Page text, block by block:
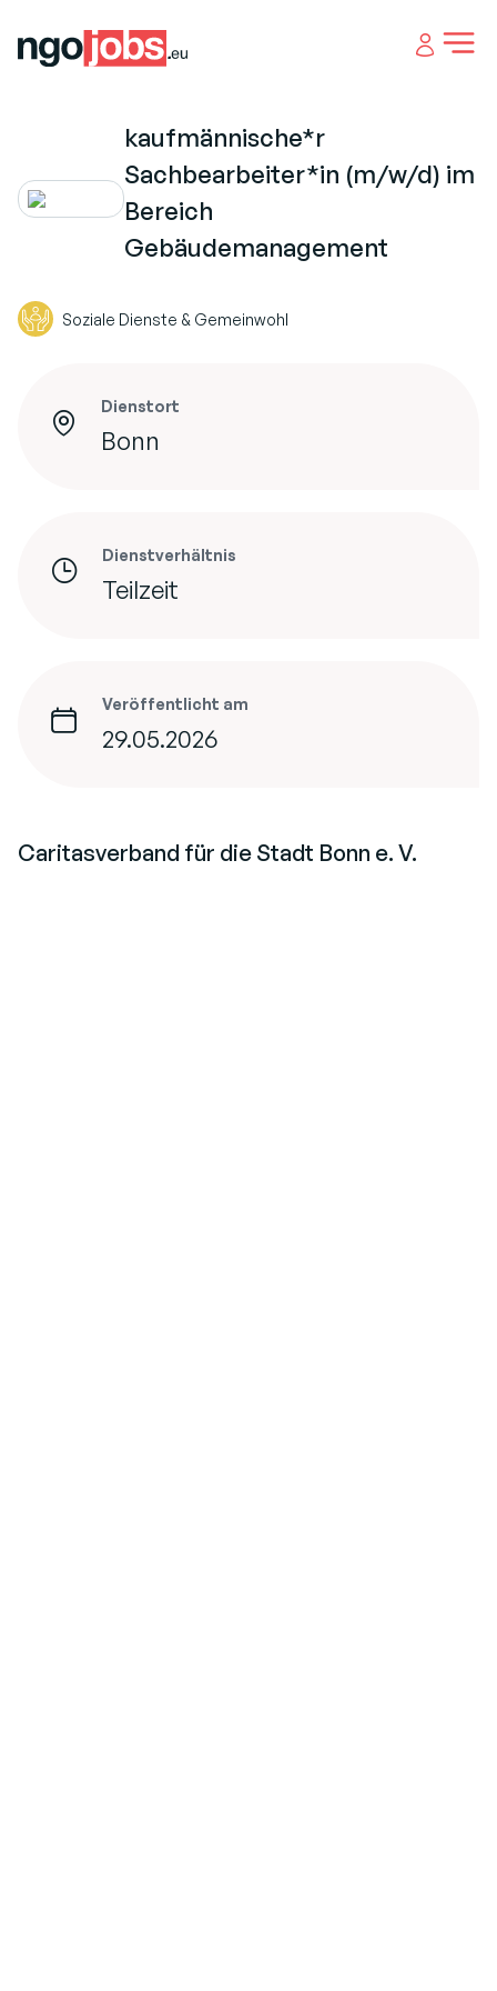
Open
kaufmännische*r
Sachbearbeiter*in (m/w/d) im
Bereich
Gebäudemanagement
Soziale Dienste & Gemeinwohl
Dienstort
Bonn
Dienstverhältnis
Teilzeit
Veröffentlicht am
29.05.2026
Caritasverband für die Stadt Bonn e. V.